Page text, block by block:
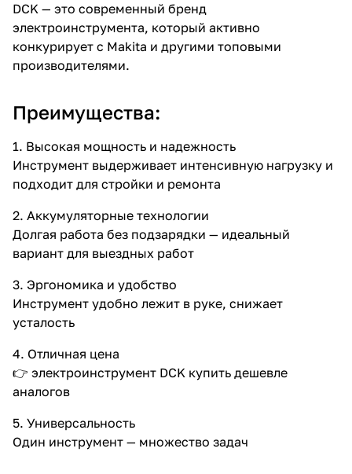
DCK — это современный бренд
электроинструмента, который активно
конкурирует с Makita и другими топовыми
производителями.
Преимущества:
1. Высокая мощность и надежность
Инструмент выдерживает интенсивную нагрузку и
подходит для стройки и ремонта
2. Аккумуляторные технологии
Долгая работа без подзарядки — идеальный
вариант для выездных работ
3. Эргономика и удобство
Инструмент удобно лежит в руке, снижает
усталость
4. Отличная цена
👉 электроинструмент DCK купить дешевле
аналогов
5. Универсальность
Один инструмент — множество задач